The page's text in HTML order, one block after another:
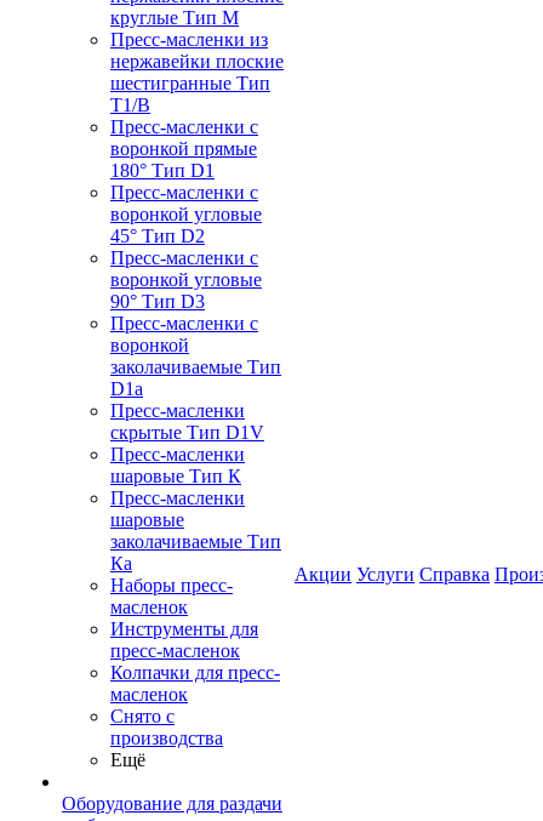
круглые Тип M
Пресс-масленки из
нержавейки плоские
шестигранные Тип
T1/B
Пресс-масленки с
воронкой прямые
180° Тип D1
Пресс-масленки с
воронкой угловые
45° Тип D2
Пресс-масленки с
воронкой угловые
90° Тип D3
Пресс-масленки с
воронкой
заколачиваемые Тип
D1a
Пресс-масленки
скрытые Тип D1V
Пресс-масленки
шаровые Тип К
Пресс-масленки
шаровые
заколачиваемые Тип
Кa
Наборы пресс-
масленок
Инструменты для
пресс-масленок
Колпачки для пресс-
масленок
Снято с
производства
Ещё
Оборудование для раздачи
Акции Услуги Справка